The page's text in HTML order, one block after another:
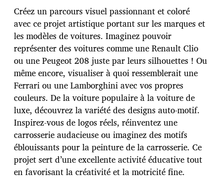
e
d
e
p
u
b
l
i
c
a
t
i
o
n
Créez un parcours visuel passionnant et coloré
avec ce projet artistique portant sur les marques et
les modèles de voitures. Imaginez pouvoir
représenter des voitures comme une Renault Clio
ou une Peugeot 208 juste par leurs silhouettes ! Ou
même encore, visualiser à quoi ressemblerait une
Ferrari ou une Lamborghini avec vos propres
couleurs. De la voiture populaire à la voiture de
luxe, découvrez la variété des designs auto-motif.
Inspirez-vous de logos réels, réinventez une
carrosserie audacieuse ou imaginez des motifs
éblouissants pour la peinture de la carrosserie. Ce
projet sert d’une excellente activité éducative tout
en favorisant la créativité et la motricité fine.